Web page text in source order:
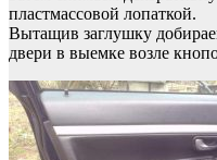
пластмассовой лопаткой.
Вытащив заглушку
двери в выемке возле